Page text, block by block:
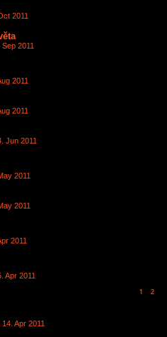
2011
2011
2011
2011
Jun 2011
2011
2011
2011
Apr 2011
1 2
14. Apr 2011